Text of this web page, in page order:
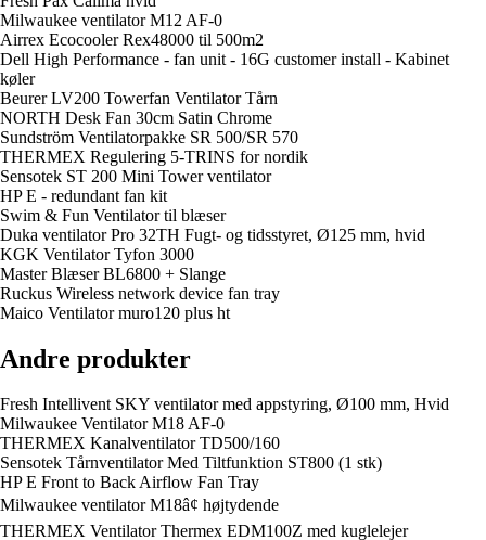
Milwaukee ventilator M12 AF-0
Airrex Ecocooler Rex48000 til 500m2
Dell High Performance - fan unit - 16G customer install - Kabinet
køler
Beurer LV200 Towerfan Ventilator Tårn
NORTH Desk Fan 30cm Satin Chrome
Sundström Ventilatorpakke SR 500/SR 570
THERMEX Regulering 5-TRINS for nordik
Sensotek ST 200 Mini Tower ventilator
HP E - redundant fan kit
Swim & Fun Ventilator til blæser
Duka ventilator Pro 32TH Fugt- og tidsstyret, Ø125 mm, hvid
KGK Ventilator Tyfon 3000
Master Blæser BL6800 + Slange
Ruckus Wireless network device fan tray
Maico Ventilator muro120 plus ht
Andre produkter
Fresh Intellivent SKY ventilator med appstyring, Ø100 mm, Hvid
Milwaukee Ventilator M18 AF-0
THERMEX Kanalventilator TD500/160
Sensotek Tårnventilator Med Tiltfunktion ST800 (1 stk)
HP E Front to Back Airflow Fan Tray
Milwaukee ventilator M18â¢ højtydende
THERMEX Ventilator Thermex EDM100Z med kuglelejer